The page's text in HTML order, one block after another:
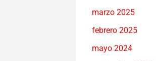
marzo 2025
febrero 2025
mayo 2024